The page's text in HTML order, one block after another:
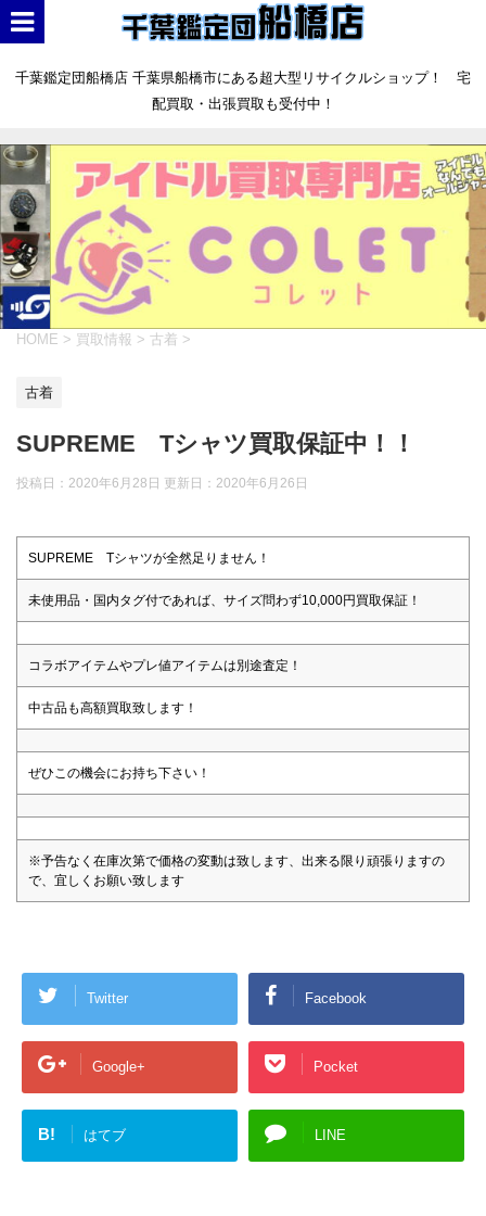
千葉鑑定団船橋店 千葉県船橋市にある超大型リサイクルショップ！ 宅
配買取・出張買取も受付中！
HOME > 買取情報 > 古着 >
古着
SUPREME Tシャツ買取保証中！！
投稿日：2020年6月28日 更新日： 2020年6月26日
SUPREME Tシャツが全然足りません！
未使用品・国内タグ付であれば、サイズ問わず10,000円買取保証！
コラボアイテムやプレ値アイテムは別途査定！
中古品も高額買取致します！
ぜひこの機会にお持ち下さい！
※予告なく在庫次第で価格の変動は致します、出来る限り頑張りますの
で、宜しくお願い致します
Twitter Facebook
Google+ Pocket
B! はてブ LINE